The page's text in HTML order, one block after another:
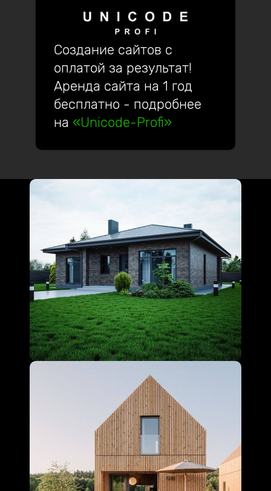
Создание сайтов с
оплатой за результат!
Аренда сайта на 1 год
бесплатно - подробнее
на «Unicode-Profi»